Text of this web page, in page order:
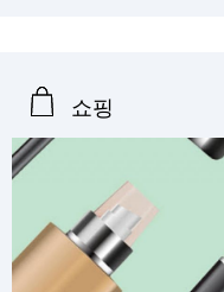
쇼핑
H
홍콩
홍콩 섬, 홍콩
K